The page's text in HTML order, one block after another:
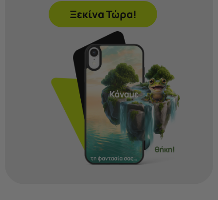
Ξεκίνα Τώρα!